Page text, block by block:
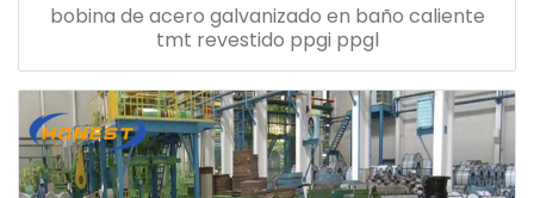
bobina de acero galvanizado en baño caliente
tmt revestido ppgi ppgl